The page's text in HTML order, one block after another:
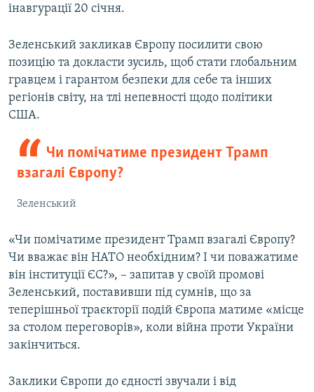
інавгурації 20 січня.
Зеленський закликав Європу посилити свою
позицію та докласти зусиль, щоб стати глобальним
гравцем і гарантом безпеки для себе та інших
регіонів світу, на тлі непевності щодо політики
США.
Чи помічатиме президент Трамп
взагалі Європу?
Зеленський
«Чи помічатиме президент Трамп взагалі Європу?
Чи вважає він НАТО необхідним? І чи поважатиме
він інституції ЄС?», – запитав у своїй промові
Зеленський, поставивши під сумнів, що за
теперішньої траєкторії подій Європа матиме «місце
за столом переговорів», коли війна проти України
закінчиться.
Заклики Європи до єдності звучали і від